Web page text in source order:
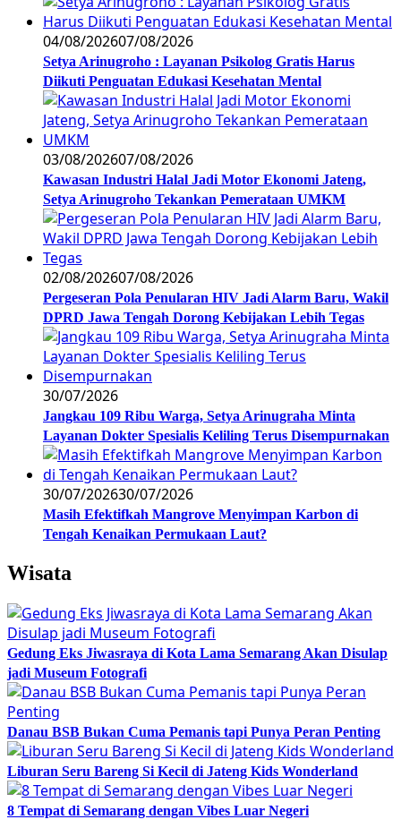
04/08/202607/08/2026
Setya Arinugroho : Layanan Psikolog Gratis Harus
Diikuti Penguatan Edukasi Kesehatan Mental
03/08/202607/08/2026
Kawasan Industri Halal Jadi Motor Ekonomi Jateng,
Setya Arinugroho Tekankan Pemerataan UMKM
02/08/202607/08/2026
Pergeseran Pola Penularan HIV Jadi Alarm Baru, Wakil
DPRD Jawa Tengah Dorong Kebijakan Lebih Tegas
30/07/2026
Jangkau 109 Ribu Warga, Setya Arinugraha Minta
Layanan Dokter Spesialis Keliling Terus Disempurnakan
30/07/202630/07/2026
Masih Efektifkah Mangrove Menyimpan Karbon di
Tengah Kenaikan Permukaan Laut?
Wisata
Gedung Eks Jiwasraya di Kota Lama Semarang Akan Disulap
jadi Museum Fotografi
Danau BSB Bukan Cuma Pemanis tapi Punya Peran Penting
Liburan Seru Bareng Si Kecil di Jateng Kids Wonderland
8 Tempat di Semarang dengan Vibes Luar Negeri